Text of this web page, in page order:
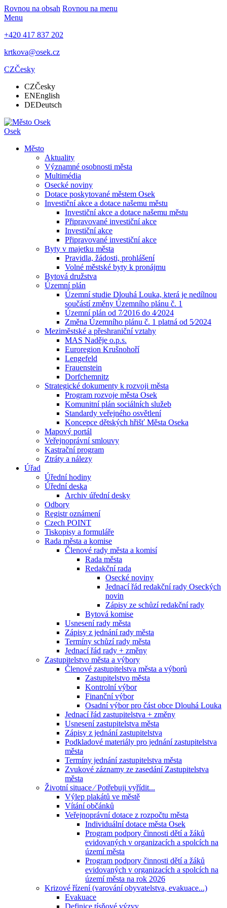
Rovnou na obsah Rovnou na menu
Menu
+420 417 837 202
krtkova@osek.cz
CZČesky
CZČesky
ENEnglish
DEDeutsch
Osek
Město
Aktuality
Významné osobnosti města
Multimédia
Osecké noviny
Dotace poskytované městem Osek
Investiční akce a dotace našemu městu
Investiční akce a dotace našemu městu
Připravované investiční akce
Investiční akce
Připravované investiční akce
Byty v majetku města
Pravidla, žádosti, prohlášení
Volné městské byty k pronájmu
Bytová družstva
Územní plán
Územní studie Dlouhá Louka, která je nedílnou
součástí změny Územního plánu č. 1
Územní plán od 7⁄2016 do 4⁄2024
Změna Územního plánu č. 1 platná od 5⁄2024
Meziměstské a přeshraniční vztahy
MAS Naděje o.p.s.
Euroregion Krušnohoří
Lengefeld
Frauenstein
Dorfchemnitz
Strategické dokumenty k rozvoji města
Program rozvoje města Osek
Komunitní plán sociálních služeb
Standardy veřejného osvětlení
Koncepce dětských hřišť Města Oseka
Mapový portál
Veřejnoprávní smlouvy
Kastrační program
Ztráty a nálezy
Úřad
Úřední hodiny
Úřední deska
Archiv úřední desky
Odbory
Registr oznámení
Czech POINT
Tiskopisy a formuláře
Rada města a komise
Členové rady města a komisí
Rada města
Redakční rada
Osecké noviny
Jednací řád redakční rady Oseckých
novin
Zápisy ze schůzí redakční rady
Bytová komise
Usnesení rady města
Zápisy z jednání rady města
Termíny schůzí rady města
Jednací řád rady + změny
Zastupitelstvo města a výbory
Členové zastupitelstva města a výborů
Zastupitelstvo města
Kontrolní výbor
Finanční výbor
Osadní výbor pro část obce Dlouhá Louka
Jednací řád zastupitelstva + změny
Usnesení zastupitelstva města
Zápisy z jednání zastupitelstva
Podkladové materiály pro jednání zastupitelstva
města
Termíny jednání zastupitelstva města
Zvukové záznamy ze zasedání Zastupitelstva
města
Životní situace ⁄ Potřebuji vyřídit...
Výlep plakátů ve městě
Vítání občánků
Veřejnoprávní dotace z rozpočtu města
Individuální dotace města Osek
Program podpory činnosti dětí a žáků
evidovaných v organizacích a spolcích na
území města
Program podpory činnosti dětí a žáků
evidovaných v organizacích a spolcích na
území města na rok 2026
Krizové řízení (varování obyvatelstva, evakuace...)
Evakuace
Definice tísňové výzvy